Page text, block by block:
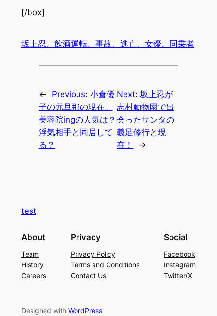
[/box]
坂上忍、飲酒運転、事故、逃亡、女優、同乗者
← Previous: 小倉優
子の元旦那の現在。
美容院ingの人気は？
浮気相手と同居して
る？
Next:坂上忍が
志村動物園で出
会ったサンタの
義足修行と現
在！
→
test
About
Team
History
Careers
Privacy
Privacy Policy
Terms and Conditions
Contact Us
Social
Facebook
Instagram
Twitter/X
Designed with WordPress